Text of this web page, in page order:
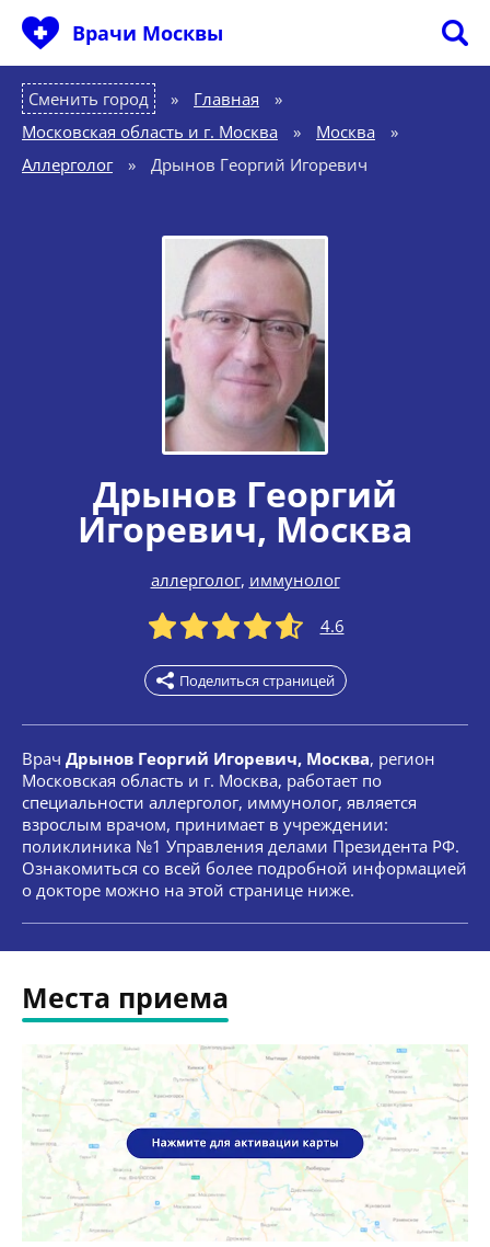
Врачи Москвы
Сменить город Главная
»
Московская область и г. Москва
» Москва
»
Аллерголог
» Дрынов Георгий Игоревич
Дрынов Георгий
Игоревич, Москва
аллерголог, иммунолог
4.6
Поделиться страницей
Врач Дрынов Георгий Игоревич, Москва, регион
Московская область и г. Москва, работает по
специальности аллерголог, иммунолог, является
взрослым врачом, принимает в учреждении:
поликлиника №1 Управления делами Президента РФ.
Ознакомиться со всей более подробной информацией
о докторе можно на этой странице ниже.
Места приема